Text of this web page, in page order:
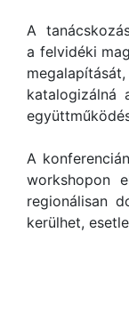
A
a felvidéki
katalogizálná
A
workshopon
regionálisan
kerülhet,